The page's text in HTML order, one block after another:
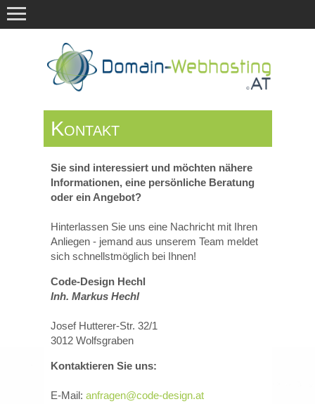
Kontakt
Sie sind interessiert und möchten nähere
Informationen, eine persönliche Beratung
oder ein Angebot?
Hinterlassen Sie uns eine Nachricht mit Ihren
Anliegen - jemand aus unserem Team meldet
sich schnellstmöglich bei Ihnen!
Code-Design Hechl
Inh. Markus Hechl
Josef Hutterer-Str. 32/1
3012 Wolfsgraben
Kontaktieren Sie uns:
E-Mail: anfragen@code-design.at